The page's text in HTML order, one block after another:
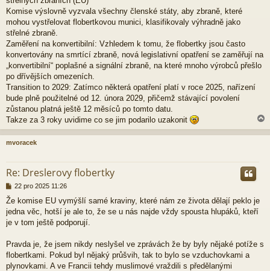
Komise výslovně vyzvala všechny členské státy, aby zbraně, které
mohou vystřelovat flobertkovou munici, klasifikovaly výhradně jako
střelné zbraně.
Zaměření na konvertibilní: Vzhledem k tomu, že flobertky jsou často
konvertovány na smrtící zbraně, nová legislativní opatření se zaměřují na
„konvertibilní“ poplašné a signální zbraně, na které mnoho výrobců přešlo
po dřívějších omezeních.
Transition to 2029: Zatímco některá opatření platí v roce 2025, nařízení
bude plně použitelné od 12. února 2029, přičemž stávající povolení
zůstanou platná ještě 12 měsíců po tomto datu.
Takze za 3 roky uvidime co se jim podarilo uzakonit
a
h
mvoracek
Re: Dreslerovy flobertky
P
í
s
p
e
k
22 pro 2025 11:26
Že komise EU vymýšlí samé kraviny, které nám ze života dělají peklo je
jedna věc, hotší je ale to, že se u nás najde vždy spousta hlupáků, kteří
je v tom ještě podporují.
Pravda je, že jsem nikdy neslyšel ve zprávách že by byly nějaké potíže s
flobertkami. Pokud byl nějaký průšvih, tak to bylo se vzduchovkami a
plynovkami. A ve Francii tehdy muslimové vraždili s předělanými